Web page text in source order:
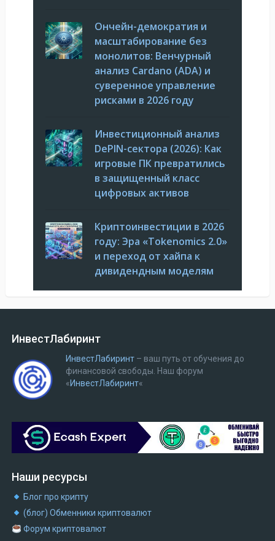
Ончейн-демократия и
масштабирование без
монолитов: Венчурный
анализ Cardano (ADA) и
суверенное управление
рисками в 2026 году
Инвестиционный анализ
DePIN-сектора (2026): Как
игровые ПК превратились
в защищенный класс
цифровых активов
Криптоинвестиции в 2026
году: Эра «Tokenomics 2.0»
и переход от хайпа к
дивидендным моделям
ИнвестЛабиринт
ИнвестЛабиринт– ваш путь от обучения до
финансовой свободы. Наш форум
«ИнвестЛабиринт«
Наши ресурсы
Блог про крипту
(блог) Обменники криптовалют
Форум криптовалют